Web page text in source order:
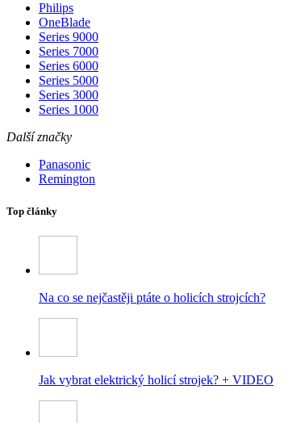
Philips
OneBlade
Series 9000
Series 7000
Series 6000
Series 5000
Series 3000
Series 1000
Další značky
Panasonic
Remington
Top články
Na co se nejčastěji ptáte o holicích strojcích?
Jak vybrat elektrický holicí strojek? + VIDEO